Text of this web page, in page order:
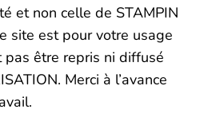
et non celle de STAMPIN
site est pour votre usage
être repris ni diffusé
Merci à l’avance